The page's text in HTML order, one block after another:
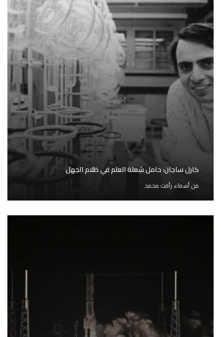
كارل ساجان: حامل شعلة العلم في ظلام الجهل
منأسماء رأفت محمد.